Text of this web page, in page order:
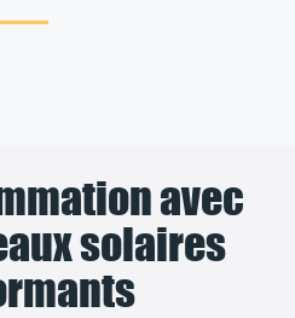
avec
solaires